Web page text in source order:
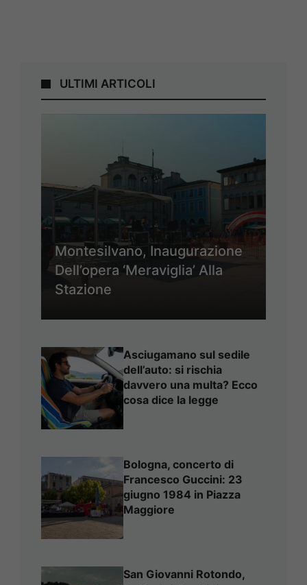
ULTIMI ARTICOLI
Montesilvano, Inaugurazione
Dell’opera ‘Meraviglia’ Alla
Stazione
Asciugamano sul sedile
dell’auto: si rischia
davvero una multa? Ecco
cosa dice la legge
Bologna, concerto di
Francesco Guccini: 23
giugno 1984 in Piazza
Maggiore
San Giovanni Rotondo,